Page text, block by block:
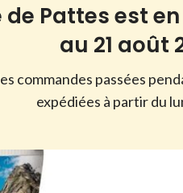
Pattes est
au 21 août
commandes passées
expédiées à partir du
CHATSAUTRES PAR MARQUES